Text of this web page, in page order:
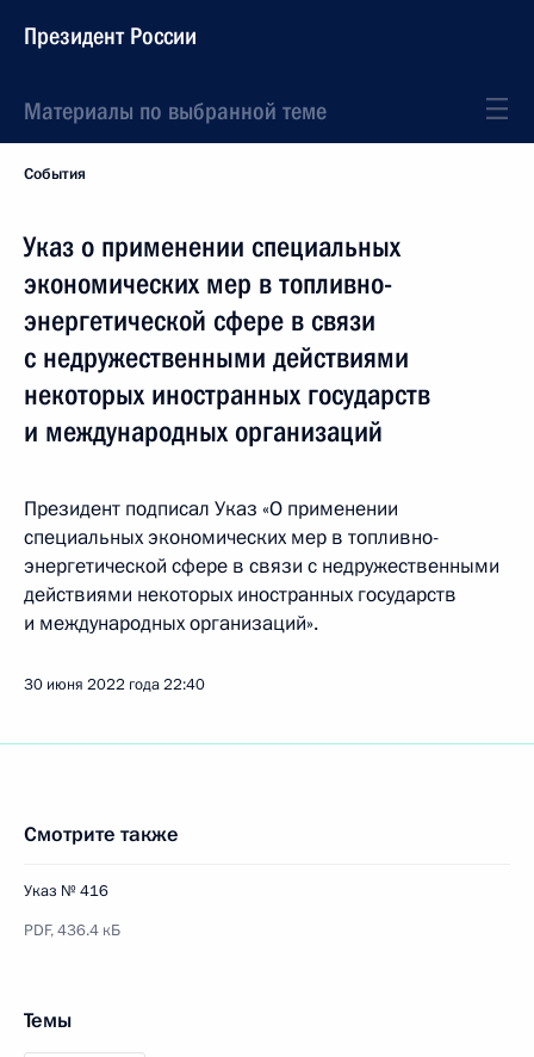
Президент России
Материалы по выбранной теме
События
Указ о применении специальных
экономических мер в топливно-
энергетической сфере в связи
с недружественными действиями
некоторых иностранных государств
и международных организаций
Президент подписал Указ «О применении
специальных экономических мер в топливно-
энергетической сфере в связи с недружественными
действиями некоторых иностранных государств
и международных организаций».
30 июня 2022 года22:40
Смотрите также
Указ № 416
PDF,436.4 кБ
Темы